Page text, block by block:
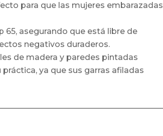
para que las mujeres embarazadas
65, asegurando que está libre de
negativos duraderos.
de madera y paredes pintadas
ya que sus garras afiladas